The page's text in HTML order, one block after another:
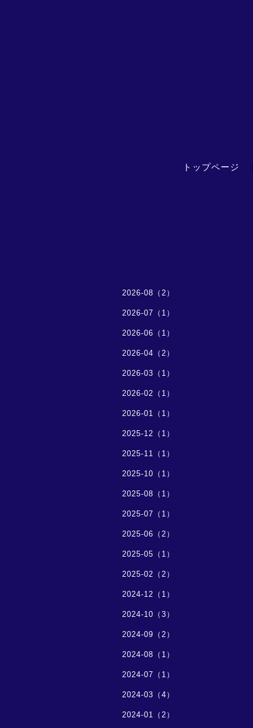
トップページ
2026-08（2）
2026-07（1）
2026-06（1）
2026-04（2）
2026-03（1）
2026-02（1）
2026-01（1）
2025-12（1）
2025-11（1）
2025-10（1）
2025-08（1）
2025-07（1）
2025-06（2）
2025-05（1）
2025-02（2）
2024-12（1）
2024-10（3）
2024-09（2）
2024-08（1）
2024-07（1）
2024-03（4）
2024-01（2）